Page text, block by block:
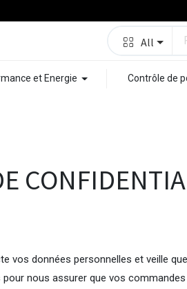
All
et Energie Contrôle de
vos données personnelles et veille
nous assurer que vos